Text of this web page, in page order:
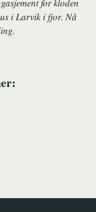
for kloden
i Larvik i fjor. Nå